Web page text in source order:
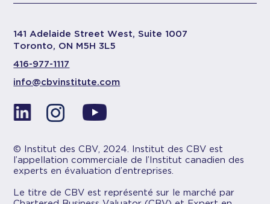
141 Adelaide Street West, Suite 1007
Toronto, ON M5H 3L5
416-977-1117
info@cbvinstitute.com
© Institut des CBV, 2024. Institut des CBV est
l’appellation commerciale de l’Institut canadien des
experts en évaluation d’entreprises.
Le titre de CBV est représenté sur le marché par